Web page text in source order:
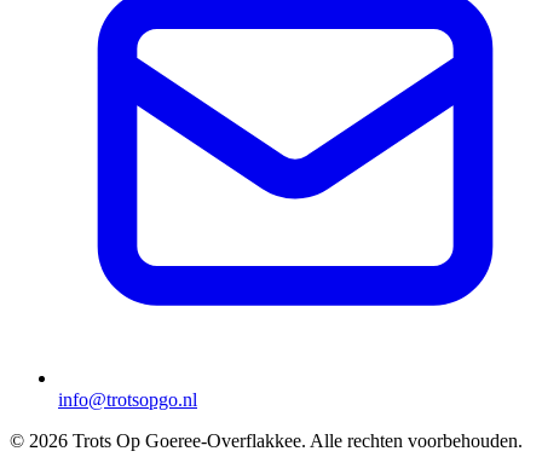
info@trotsopgo.nl
© 2026 Trots Op Goeree-Overflakkee. Alle rechten voorbehouden.